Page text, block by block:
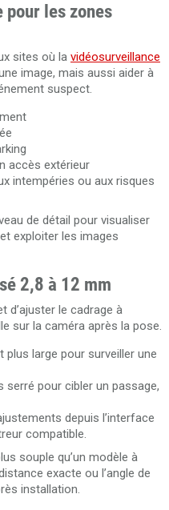
pour les zones
sites où la vidéosurveillance
image, mais aussi aider à
suspect.
accès extérieur
intempéries ou aux risques
de détail pour visualiser
exploiter les images
2,8 à 12 mm
d’ajuster le cadrage à
sur la caméra après la pose.
plus large pour surveiller une
serré pour cibler un passage,
depuis l’interface
compatible.
souple qu’un modèle à
exacte ou l’angle de
installation.